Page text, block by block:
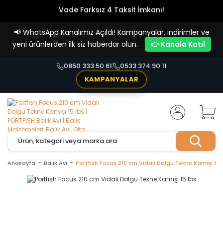
Vade Farksız 4 Taksit İmkanı!
📢 WhatsApp Kanalımız Açıldı! Kampanyalar, indirimler ve
yeni ürünlerden ilk siz haberdar olun.
👉 Kanala Katıl
0850 333 50 61
0533 374 90 11
KAMPANYALAR
Anasayfa Balık Avı Portfish Focus 210 cm Vidalı Dolgu Tekne Kamışı 15